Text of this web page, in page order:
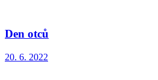
Den otců
20. 6. 2022